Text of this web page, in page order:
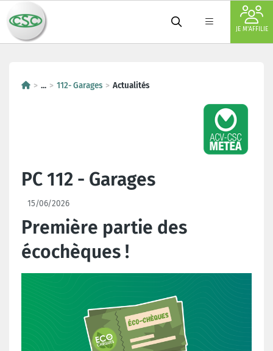
JE M'AFFILIE
... 112- Garages Actualités
PC 112 - Garages
15/06/2026
Première partie des
écochèques !